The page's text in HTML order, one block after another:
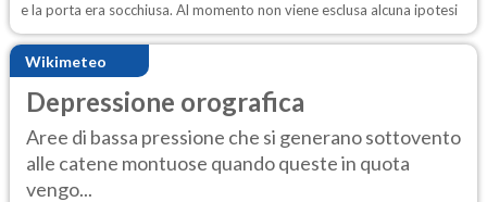
e la porta era socchiusa. Al momento non viene esclusa alcuna ipotesi
Wikimeteo
Depressione orografica
Aree di bassa pressione che si generano sottovento
alle catene montuose quando queste in quota
vengo...